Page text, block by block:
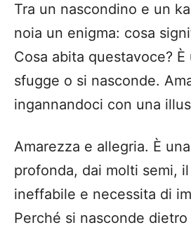
Tra un nascondino e un
noia un enigma: cosa
Cosa abita questavoce?
sfugge o si nasconde.
ingannandoci con una
Amarezza e allegria. È
profonda, dai molti semi,
ineffabile e necessita di
Perché si nasconde